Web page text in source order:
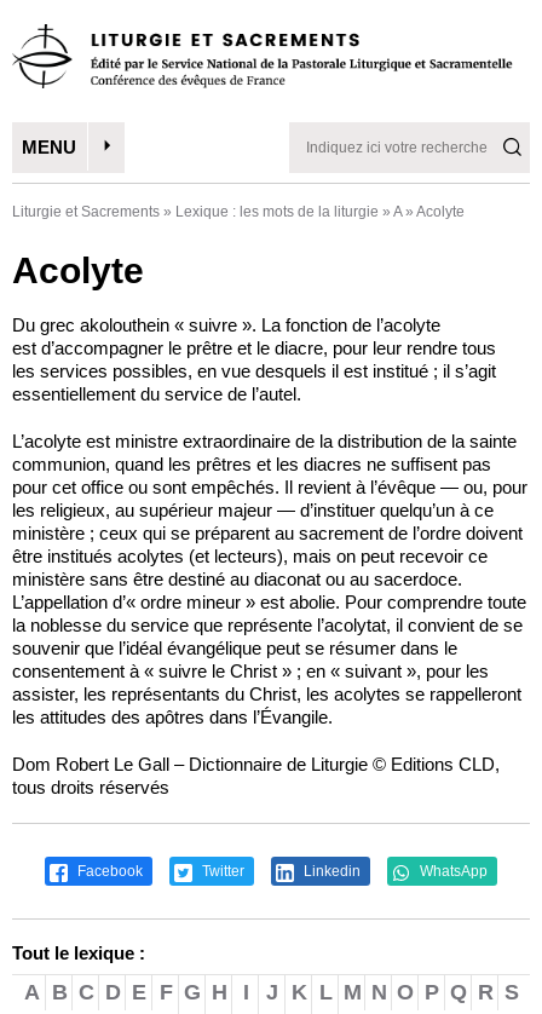
MENU
Liturgie et Sacrements » Lexique : les mots de la liturgie » A» Acolyte
Acolyte
Du grec akolouthein « suivre ». La fonction de l’acolyte
est d’accompagner le prêtre et le diacre, pour leur rendre tous
les services possibles, en vue desquels il est institué ; il s’agit
essentiellement du service de l’autel.
L’acolyte est ministre extraordinaire de la distribution de la sainte
communion, quand les prêtres et les diacres ne suffisent pas
pour cet office ou sont empêchés. Il revient à l’évêque — ou, pour
les religieux, au supérieur majeur — d’instituer quelqu’un à ce
ministère ; ceux qui se préparent au sacrement de l’ordre doivent
être institués acolytes (et lecteurs), mais on peut recevoir ce
ministère sans être destiné au diaconat ou au sacerdoce.
L’appellation d’« ordre mineur » est abolie. Pour comprendre toute
la noblesse du service que représente l’acolytat, il convient de se
souvenir que l’idéal évangélique peut se résumer dans le
consentement à « suivre le Christ » ; en « suivant », pour les
assister, les représentants du Christ, les acolytes se rappelleront
les attitudes des apôtres dans l’Évangile.
Dom Robert Le Gall – Dictionnaire de Liturgie © Editions CLD,
tous droits réservés
Facebook Twitter Linkedin WhatsApp
Tout le lexique :
A B C D E F G H I J K L M N O P Q R S